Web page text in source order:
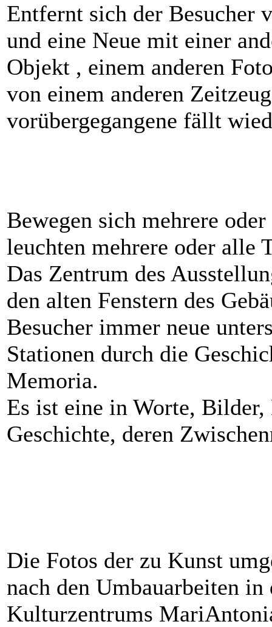
Entfernt sich der Besucher
und eine Neue mit einer
Objekt , einem anderen
von einem anderen
vorübergegangene fällt
Bewegen sich mehrere
leuchten mehrere oder alle
Das Zentrum des
den alten Fenstern des
Besucher immer neue
Stationen durch die
Memoria.
Es ist eine in Worte, Bilder,
Geschichte, deren
Die Fotos der zu Kunst
nach den Umbauarbeiten in
Kulturzentrums